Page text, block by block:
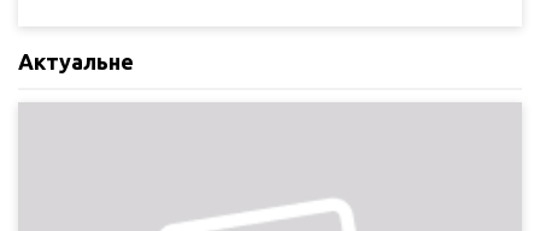
Актуальне